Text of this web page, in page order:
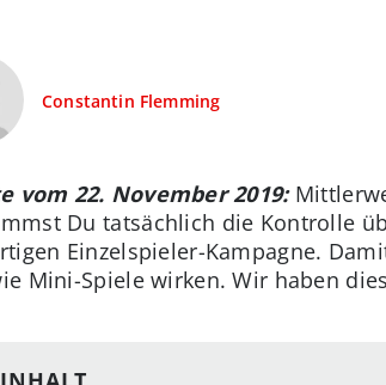
Constantin Flemming
vom 22. November 2019:
Du tatsächlich die Kontrolle
Einzelspieler-Kampagne.
Mini-Spiele wirken. Wir haben